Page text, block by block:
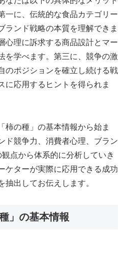
一に、伝統的な食品カテゴリー
ランド戦略の本質を理解できま
心理に訴求する商品設計とマー
を学べます。第三に、競争の激
のポジションを確立し続ける戦
に応用するヒントを得られま
柿の種」の基本情報から始ま
ド競争力、消費者心理、ブラン
点から体系的に分析していき
ケターが実際に応用できる成功
出してお伝えします。
」の基本情報